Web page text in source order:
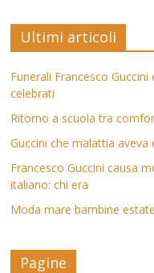
Ultimi articoli
Funerali Francesco
celebrati
Ritorno a scuola tra
Guccini che malattia
Francesco Guccini causa
italiano: chi era
Moda mare bambine
Pagine